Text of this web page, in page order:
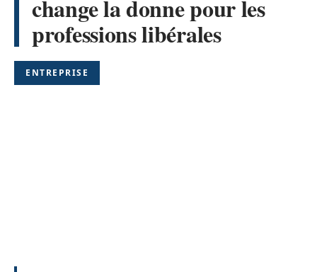
change la donne pour les
professions libérales
ENTREPRISE